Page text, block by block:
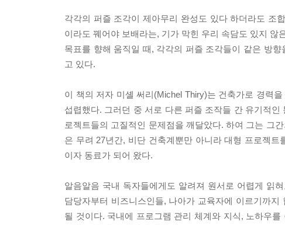
각각의 퍼즐 조각이 제아무리 완성도 있다 하더라도 조
이라도 꿰어야 보배라는, 기가 막힌 우리 속담도 있지
목표를 향해 움직일 때, 각각의 퍼즐 조각들이 같은 방
고 있다.
이 책의 저자 미셸 써리(Michel Thiry)는 건축가로 경력
섭렵했다. 그러던 중 서로 다른 퍼즐 조작들 간 유기적
로젝트들의 고질적인 문제점을 깨달았다. 하여 그는 그
은 무려 27년간, 비단 건축계뿐만 아니라 대형 프로젝
이자 동료가 되어 왔다.
알음알음 국내 독자들에게도 알려져 원서로 어렵게 읽
담당자부터 비즈니스인들, 나아가 교육자에 이르기까
될 것이다. 국내에 프로그램 관리 체계와 지식, 노하우